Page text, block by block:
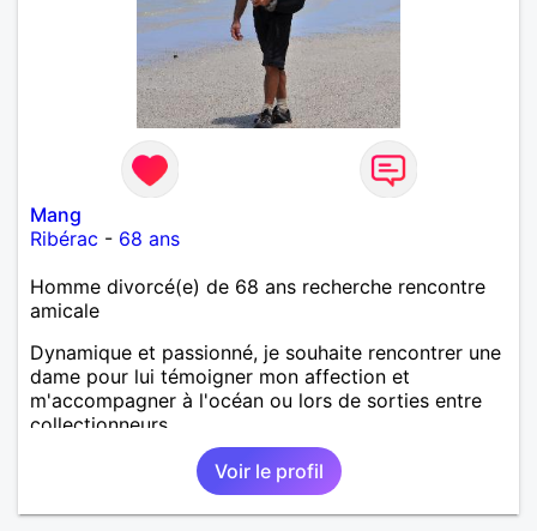
Mang
Ribérac - 68 ans
Homme divorcé(e) de 68 ans recherche rencontre
amicale
Dynamique et passionné, je souhaite rencontrer une
dame pour lui témoigner mon affection et
m'accompagner à l'océan ou lors de sorties entre
collectionneurs.
Voir le profil